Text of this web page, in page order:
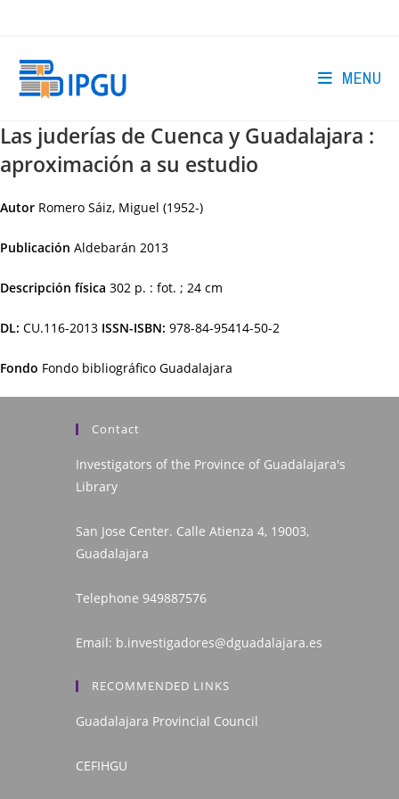
MENU
Las juderías de Cuenca y Guadalajara :
aproximación a su estudio
Autor Romero Sáiz, Miguel (1952-)
Publicación Aldebarán 2013
Descripción física 302 p. : fot. ; 24 cm
DL: CU.116-2013 ISSN-ISBN: 978-84-95414-50-2
Fondo Fondo bibliográfico Guadalajara
Contact
Investigators of the Province of Guadalajara's
Library
San Jose Center. Calle Atienza 4, 19003,
Guadalajara
Telephone 949887576
Email: b.investigadores@dguadalajara.es
RECOMMENDED LINKS
Guadalajara Provincial Council
CEFIHGU